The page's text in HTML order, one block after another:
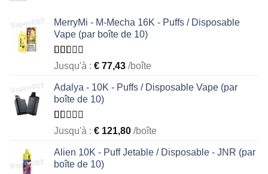
MerryMi - M-Mecha 16K - Puffs / Disposable
Vape (par boîte de 10)
Rated
out
of 5
Jusqu'à : € 77,43 /boîte
Adalya - 10K - Puffs / Disposable Vape (par
boîte de 10)
Rated
out
of
5
Jusqu'à : € 121,80 /boîte
Alien 10K - Puff Jetable / Disposable - JNR (par
boîte de 10)